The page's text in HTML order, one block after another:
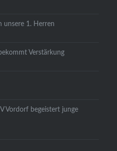
unsere 1. Herren
Verstärkung
Vordorf begeistert junge